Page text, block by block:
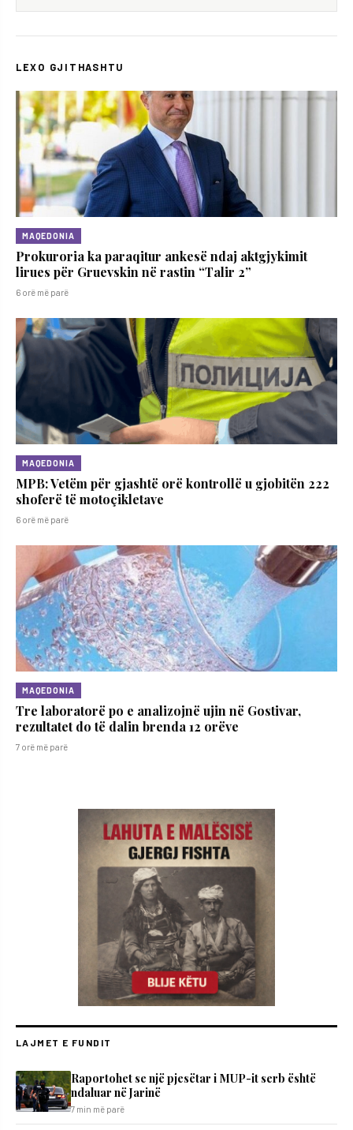
LEXO GJITHASHTU
MAQEDONIA
Prokuroria ka paraqitur ankesë ndaj aktgjykimit
lirues për Gruevskin në rastin “Talir 2”
6 orë më parë
MAQEDONIA
MPB: Vetëm për gjashtë orë kontrollë u gjobitën 222
shoferë të motoçikletave
6 orë më parë
MAQEDONIA
Tre laboratorë po e analizojnë ujin në Gostivar,
rezultatet do të dalin brenda 12 orëve
7 orë më parë
LAJMET E FUNDIT
Raportohet se një pjesëtar i MUP-it serb është
ndaluar në Jarinë
7 min më parë